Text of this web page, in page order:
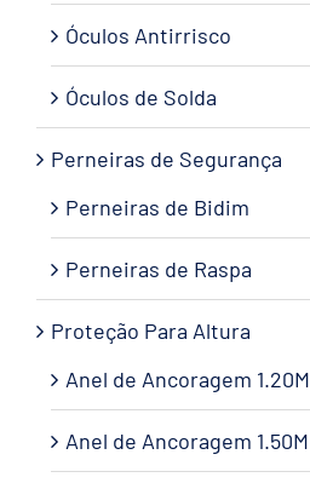
Óculos Antirrisco
Óculos de Solda
Perneiras de Segurança
Perneiras de Bidim
Perneiras de Raspa
Proteção Para Altura
Anel de Ancoragem 1.20M
Anel de Ancoragem 1.50M